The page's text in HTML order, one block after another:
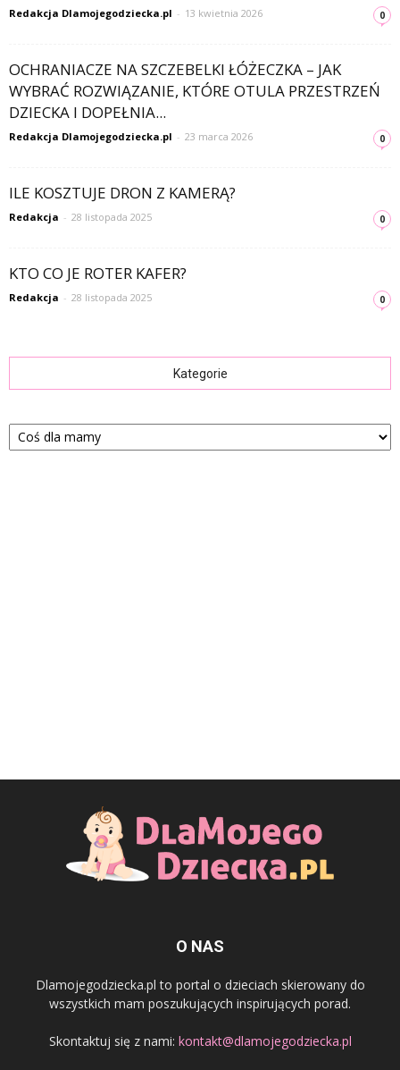
Redakcja Dlamojegodziecka.pl - 13 kwietnia 2026 0
OCHRANIACZE NA SZCZEBELKI ŁÓŻECZKA – JAK
WYBRAĆ ROZWIĄZANIE, KTÓRE OTULA PRZESTRZEŃ
DZIECKA I DOPEŁNIA...
Redakcja Dlamojegodziecka.pl - 23 marca 2026 0
ILE KOSZTUJE DRON Z KAMERĄ?
Redakcja - 28 listopada 2025 0
KTO CO JE ROTER KAFER?
Redakcja - 28 listopada 2025 0
Kategorie
Kategorie
O NAS
Dlamojegodziecka.pl to portal o dzieciach skierowany do
wszystkich mam poszukujących inspirujących porad.
Skontaktuj się z nami: kontakt@dlamojegodziecka.pl